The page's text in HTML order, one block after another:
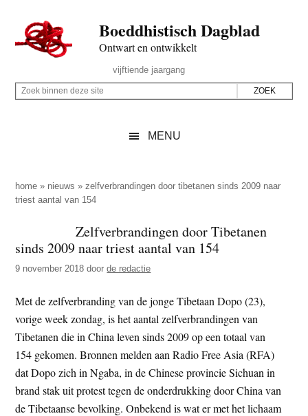
naar
de
inhoud
secondary
naar
de
sidebar
naar
de
Boeddhistisch Dagblad
Ontwart en ontwikkelt
Rechts
vijftiende jaargang
Z
p
d
z
e
i
t
e
Z
i
n
n
d
z
e
s
i
t
e
MENU
home » nieuws »zelfverbrandingen door tibetanen sinds 2009 naar
triest aantal van 154
Zelfverbrandingen door Tibetanen
sinds 2009 naar triest aantal van 154
9 november 2018 doorde redactie
Met de zelfverbranding van de jonge Tibetaan Dopo (23),
vorige week zondag, is het aantal zelfverbrandingen van
Tibetanen die in China leven sinds 2009 op een totaal van
154 gekomen. Bronnen melden aan Radio Free Asia (RFA)
dat Dopo zich in Ngaba, in de Chinese provincie Sichuan in
brand stak uit protest tegen de onderdrukking door China van
de Tibetaanse bevolking. Onbekend is wat er met het lichaam